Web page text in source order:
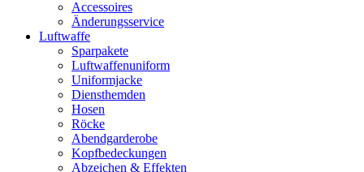
Accessoires
Änderungsservice
Luftwaffe
Sparpakete
Luftwaffenuniform
Uniformjacke
Diensthemden
Hosen
Röcke
Abendgarderobe
Kopfbedeckungen
Abzeichen & Effekten